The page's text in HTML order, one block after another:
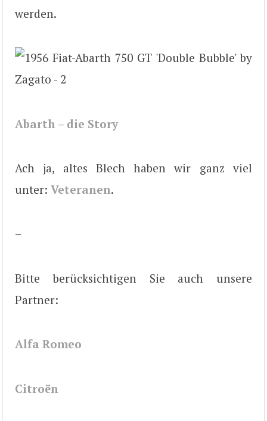
werden.
Abarth – die Story
Ach ja, altes Blech haben wir ganz viel
unter: Veteranen.
–
Bitte berücksichtigen Sie auch unsere
Partner:
Alfa Romeo
Citroën